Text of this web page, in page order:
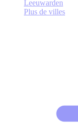
Leeuwarden
Plus de villes